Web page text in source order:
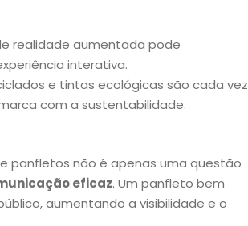
realidade aumentada pode
interativa.
e tintas ecológicas são cada vez
com a sustentabilidade.
panfletos não é apenas uma questão
eficaz. Um panfleto bem
aumentando a visibilidade e o